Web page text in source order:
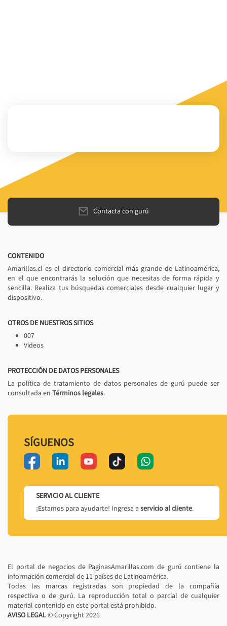
Contacta con gurú
CONTENIDO
Amarillas.cl es el directorio comercial más grande de Latinoamérica,
en el que encontrarás la solución que necesitas de forma rápida y
sencilla. Realiza tus búsquedas comerciales desde cualquier lugar y
dispositivo.
OTROS DE NUESTROS SITIOS
007
Videos
PROTECCIÓN DE DATOS PERSONALES
La política de tratamiento de datos personales de gurú puede ser
consultada en Términos legales.
SÍGUENOS
SERVICIO AL CLIENTE
¡Estamos para ayudarte! Ingresa a servicio al cliente.
El portal de negocios de PaginasAmarillas.com de gurú contiene la
información comercial de 11 países de Latinoamérica.
Todas las marcas registradas son propiedad de la compañía
respectiva o de gurú. La reproducción total o parcial de cualquier
material contenido en este portal está prohibido.
AVISO LEGAL© Copyright2026